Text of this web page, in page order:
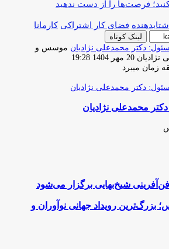
فرصت‌ها را از دست ندهید
شتابدهنده فضای کار اشتراکی کارمانا
لینک کوتاه
موسس و
نژادیان ارسال
ایمیل
20 مهر 1404 19:28
محمدعلی نژادیان
شیخ‌بهایی برگزار می‌شود
بزرگ‌ترین رویداد جهانی نوآوران و